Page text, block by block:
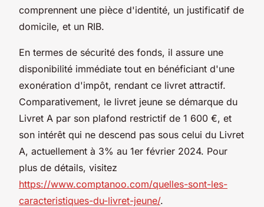
comprennent une pièce d'identité, un justificatif de
domicile, et un RIB.
En termes de sécurité des fonds, il assure une
disponibilité immédiate tout en bénéficiant d'une
exonération d'impôt, rendant ce livret attractif.
Comparativement, le livret jeune se démarque du
Livret A par son plafond restrictif de 1 600 €, et
son intérêt qui ne descend pas sous celui du Livret
A, actuellement à 3% au 1er février 2024. Pour
plus de détails, visitez
https://www.comptanoo.com/quelles-sont-les-
caracteristiques-du-livret-jeune/.